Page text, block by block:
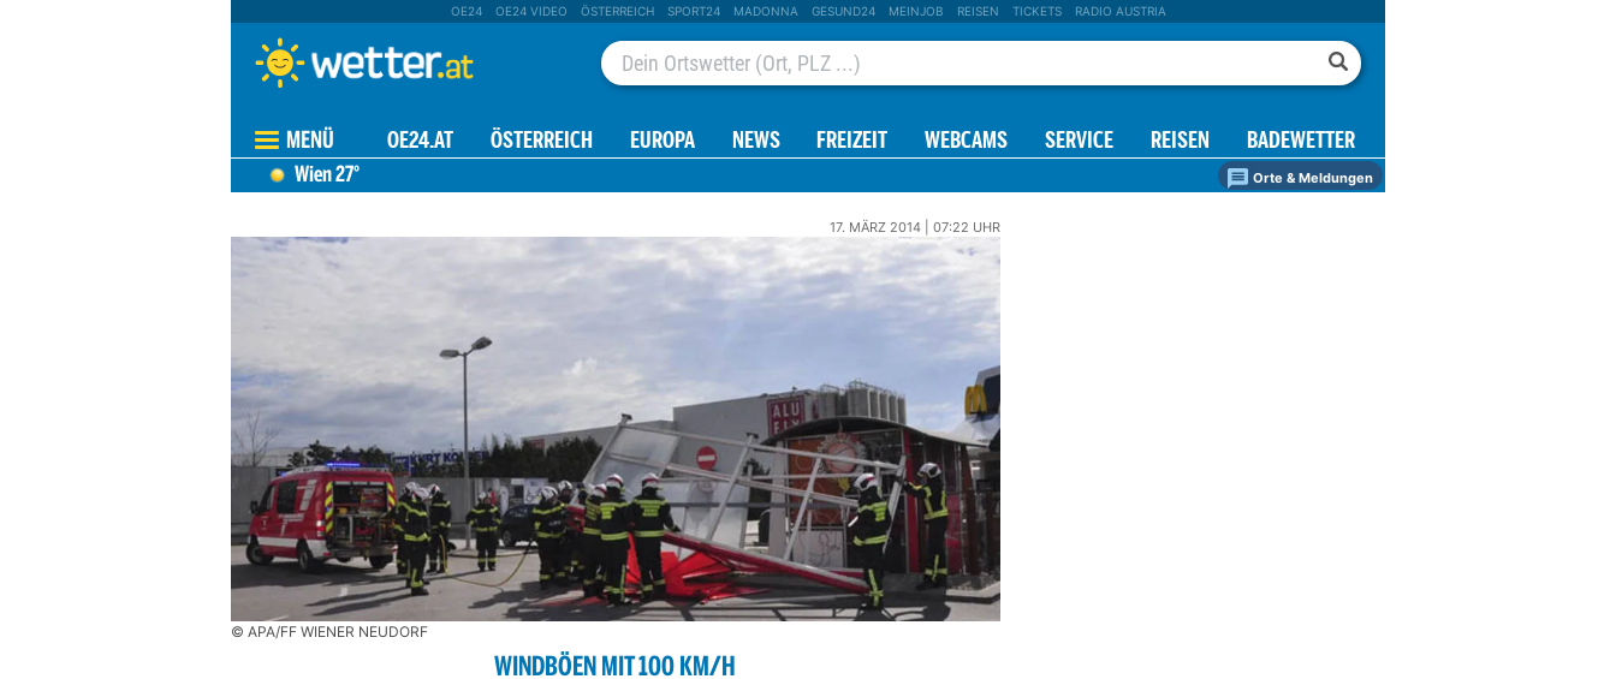
OE24 OE24 VIDEO ÖSTERREICH SPORT24 MADONNA GESUND24 MEINJOB REISEN TICKETS RADIO AUSTRIA
MENÜ OE24.AT ÖSTERREICH EUROPA NEWS FREIZEIT WEBCAMS SERVICE REISEN BADEWETTER
Wien27° Orte & Meldungen
17. MÄRZ 2014 | 07:22 UHR
© APA/FF WIENER NEUDORF
WINDBÖEN MIT 100 KM/H